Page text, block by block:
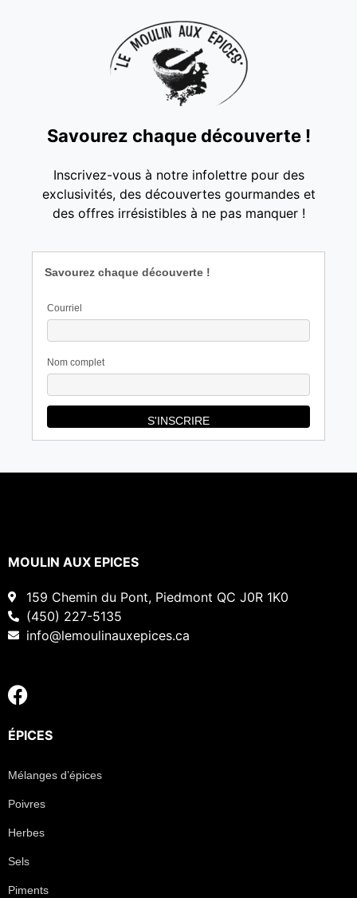
Savourez chaque découverte !
Inscrivez-vous à notre infolettre pour des
exclusivités, des découvertes gourmandes et
des offres irrésistibles à ne pas manquer !
Savourez chaque découverte !
Courriel
Nom complet
MOULIN AUX EPICES
159 Chemin du Pont, Piedmont QC J0R 1K0
(450) 227-5135
info@lemoulinauxepices.ca
ÉPICES
Mélanges d’épices
Poivres
Herbes
Sels
Piments